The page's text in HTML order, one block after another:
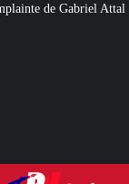
et ta musique, on